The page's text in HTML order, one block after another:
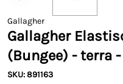
Gallagher
Gallagher
(Bungee) - terra
SKU: 891163